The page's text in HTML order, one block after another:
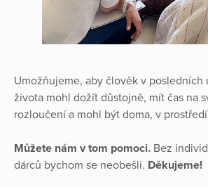
Umožňujeme, aby člověk v posledních
života mohl dožít důstojně, mít čas na
rozloučení a mohl být doma, v
Můžete nám v tom pomoci. Bez
dárců bychom se neobešli. Děkujeme!